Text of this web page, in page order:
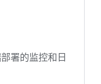
署的监控和日